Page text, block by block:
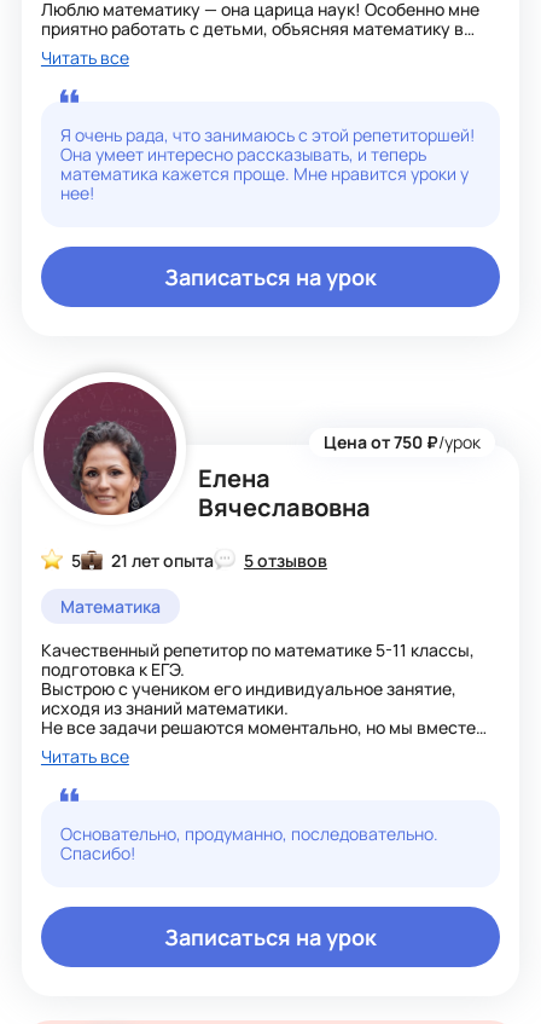
Люблю математику — она царица наук! Особенно мне
приятно работать с детьми, объясняя математику в
доступной форме. Стараюсь показывать её в
окружающих предметах, процессах и явлениях, делая
акцент на прикладном характере.
Подаю материал в понятной, логичной
последовательности, с большим количеством
примеров. Формулы изучаем вместе, по возможности
выводим их и отрабатываем на практике, чтобы свести
к минимуму заучивание.
Буду рада видеть вас на уроках!
Читать все
Я очень рада, что занимаюсь с этой репетиторшей!
Она умеет интересно рассказывать, и теперь
математика кажется проще. Мне нравится уроки у
нее!
Записаться на урок
Елена
Вячеславовна
Цена от 750 ₽/урок
5 21 лет опыта
5 отзывов
Математика
Качественный репетитор по математике 5-11 классы,
подготовка к ЕГЭ.
Выстрою с учеником его индивидуальное занятие,
исходя из знаний математики.
Не все задачи решаются моментально, но мы вместе
будем искать самые быстрые и понятные пути решения.
Подробные объяснения и тщательное разбор задач шаг
за шагом, чтобы вы полностью освоили каждую тему.
Терпимость и позитивный подход, который делает
обучение приятным и мотивирующим.
Читать все
Основательно, продуманно, последовательно.
Спасибо!
Записаться на урок